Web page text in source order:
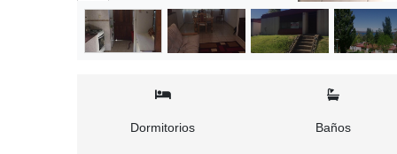
Dormitorios Baños